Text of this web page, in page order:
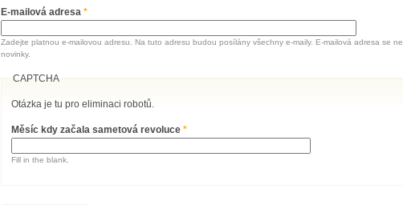
E-mailová adresa *
Zadejte platnou e-mailovou adresu. Na tuto adresu budou posílány všechny e-maily. E-mailová adresa
novinky.
CAPTCHA
Otázka je tu pro eliminaci robotů.
Měsíc kdy začala sametová revoluce*
Fill in the blank.